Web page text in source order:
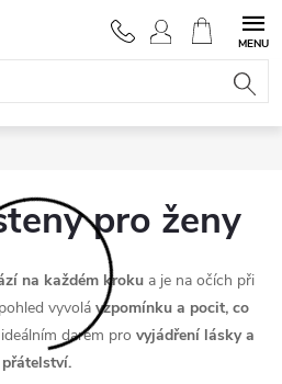
NÁKUPNÍ
KOŠÍK
pro ženy
na každém kroku a je na očích při
vyvolá vzpomínku a pocit, co
darem pro vyjádření lásky a
přátelství.